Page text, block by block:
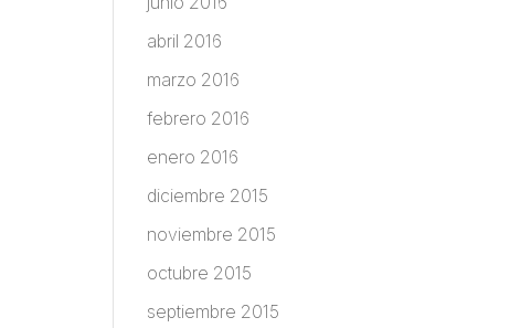
abril 2016
marzo 2016
febrero 2016
enero 2016
diciembre 2015
noviembre 2015
octubre 2015
septiembre 2015